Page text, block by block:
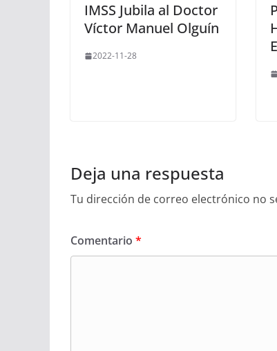
IMSS Jubila al Doctor
Víctor Manuel Olguín
2022-11-28
Deja una respuesta
Tu dirección de correo electrónico no
Comentario *